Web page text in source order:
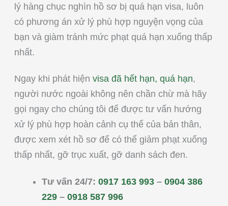
lý hàng chục nghìn hồ sơ bị quá hạn visa, luôn
có phương án xử lý phù hợp nguyện vọng của
bạn và giàm tránh mức phạt quá hạn xuống thấp
nhất.
Ngay khi phát hiện visa đã hết hạn, quá hạn,
người nước ngoài không nên chần chừ mà hãy
gọi ngay cho chúng tôi để được tư vấn hướng
xử lý phù hợp hoàn cảnh cụ thể của bản thân,
được xem xét hồ sơ để có thể giảm phạt xuống
thấp nhất, gỡ trục xuất, gỡ danh sách đen.
Tư vấn 24/7: 0917 163 993 – 0904 386
229 – 0918 587 996